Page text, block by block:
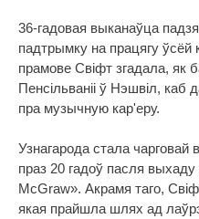
36-гадовая выканаўца
падтрымку на працягу
прамове Свіфт згадала, як
Пенсільваніі ў Нэшвіл, каб
пра музычную кар'еру.
Узнагарода стала чарговай
праз 20 гадоў пасля выхаду
McGraw». Акрамя таго,
якая прайшла шлях ад